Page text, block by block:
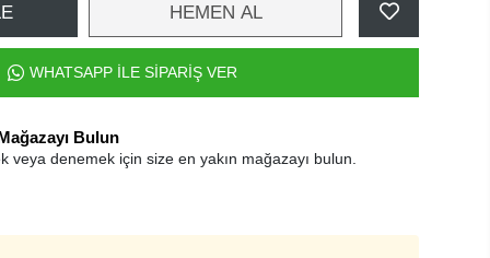
HEMEN AL
WHATSAPP İLE SİPARİŞ VER
Bulun
veya denemek için size en yakın mağazayı bulun.